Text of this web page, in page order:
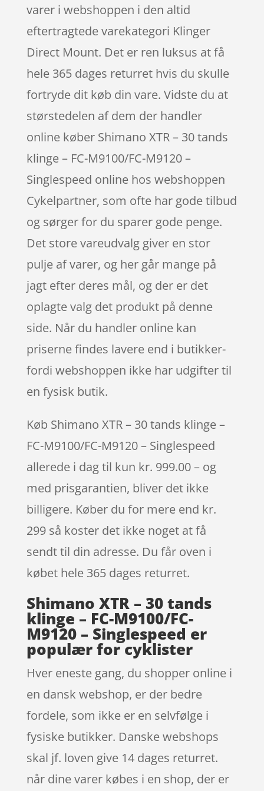
varer i webshoppen i den altid
eftertragtede varekategori Klinger
Direct Mount. Det er ren luksus at få
hele 365 dages returret hvis du skulle
fortryde dit køb din vare. Vidste du at
størstedelen af dem der handler
online køber Shimano XTR – 30 tands
klinge – FC-M9100/FC-M9120 –
Singlespeed online hos webshoppen
Cykelpartner, som ofte har gode tilbud
og sørger for du sparer gode penge.
Det store vareudvalg giver en stor
pulje af varer, og her går mange på
jagt efter deres mål, og der er det
oplagte valg det produkt på denne
side. Når du handler online kan
priserne findes lavere end i butikker-
fordi webshoppen ikke har udgifter til
en fysisk butik.
Køb Shimano XTR – 30 tands klinge –
FC-M9100/FC-M9120 – Singlespeed
allerede i dag til kun kr. 999.00 – og
med prisgarantien, bliver det ikke
billigere. Køber du for mere end kr.
299 så koster det ikke noget at få
sendt til din adresse. Du får oven i
købet hele 365 dages returret.
Shimano XTR – 30 tands
klinge – FC-M9100/FC-
M9120 – Singlespeed er
populær for cyklister
Hver eneste gang, du shopper online i
en dansk webshop, er der bedre
fordele, som ikke er en selvfølge i
fysiske butikker. Danske webshops
skal jf. loven give 14 dages returret.
når dine varer købes i en shop, der er